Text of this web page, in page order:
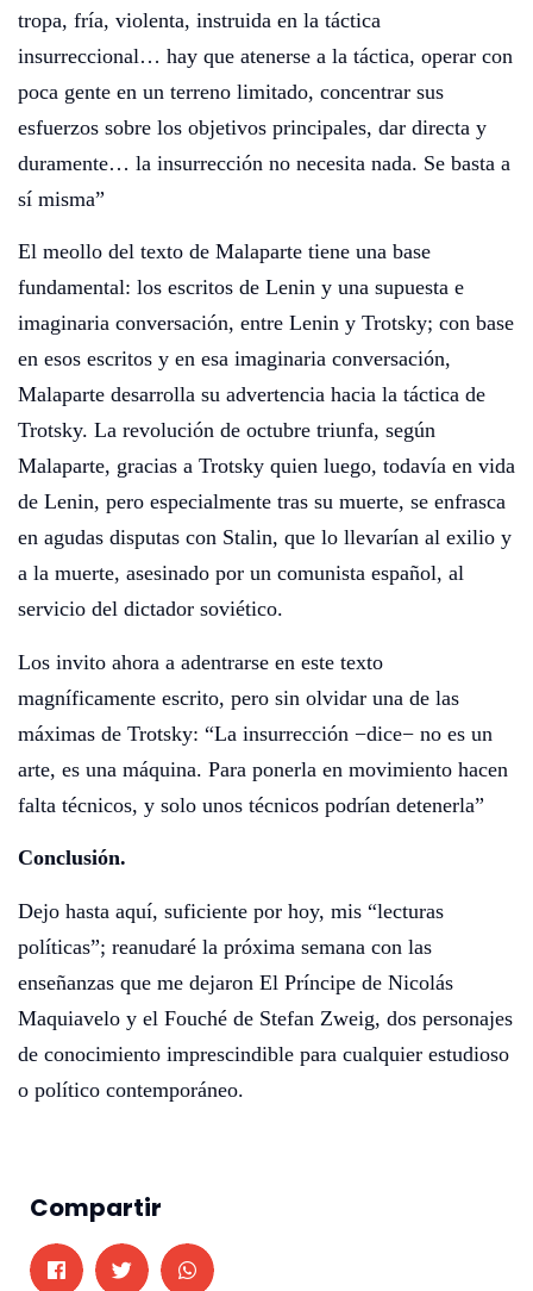
tropa, fría, violenta, instruida en la táctica
insurreccional… hay que atenerse a la táctica, operar con
poca gente en un terreno limitado, concentrar sus
esfuerzos sobre los objetivos principales, dar directa y
duramente… la insurrección no necesita nada. Se basta a
sí misma”
El meollo del texto de Malaparte tiene una base
fundamental: los escritos de Lenin y una supuesta e
imaginaria conversación, entre Lenin y Trotsky; con base
en esos escritos y en esa imaginaria conversación,
Malaparte desarrolla su advertencia hacia la táctica de
Trotsky. La revolución de octubre triunfa, según
Malaparte, gracias a Trotsky quien luego, todavía en vida
de Lenin, pero especialmente tras su muerte, se enfrasca
en agudas disputas con Stalin, que lo llevarían al exilio y
a la muerte, asesinado por un comunista español, al
servicio del dictador soviético.
Los invito ahora a adentrarse en este texto
magníficamente escrito, pero sin olvidar una de las
máximas de Trotsky: “La insurrección −dice− no es un
arte, es una máquina. Para ponerla en movimiento hacen
falta técnicos, y solo unos técnicos podrían detenerla”
Conclusión.
Dejo hasta aquí, suficiente por hoy, mis “lecturas
políticas”; reanudaré la próxima semana con las
enseñanzas que me dejaron El Príncipe de Nicolás
Maquiavelo y el Fouché de Stefan Zweig, dos personajes
de conocimiento imprescindible para cualquier estudioso
o político contemporáneo.
Compartir